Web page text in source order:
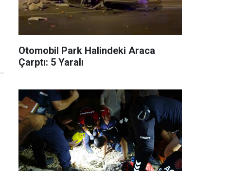
Otomobil Park Halindeki Araca
Çarptı: 5 Yaralı